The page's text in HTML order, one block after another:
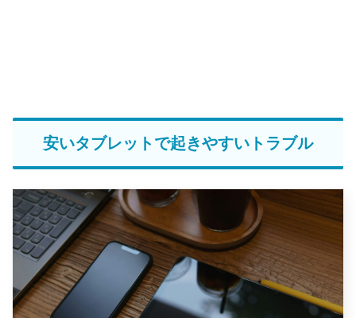
安いタブレットで起きやすいトラブル